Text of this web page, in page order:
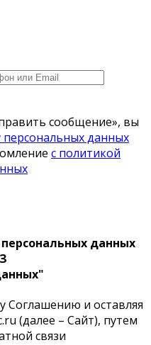
сообщение», вы
персональных данных
с политикой
данных
Соглашению и оставляя
(далее – Сайт), путем
связи